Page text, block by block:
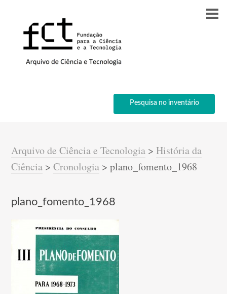
Pesquisa no inventário
Arquivo de Ciência e Tecnologia >História da
Ciência >Cronologia >plano_fomento_1968
plano_fomento_1968